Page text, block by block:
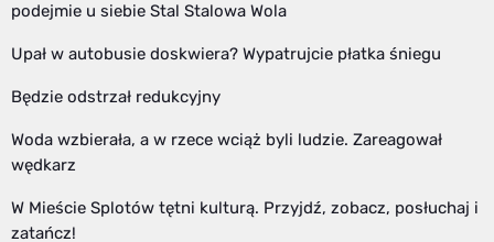
podejmie u siebie Stal Stalowa Wola
Upał w autobusie doskwiera? Wypatrujcie płatka śniegu
Będzie odstrzał redukcyjny
Woda wzbierała, a w rzece wciąż byli ludzie. Zareagował
wędkarz
W Mieście Splotów tętni kulturą. Przyjdź, zobacz, posłuchaj i
zatańcz!